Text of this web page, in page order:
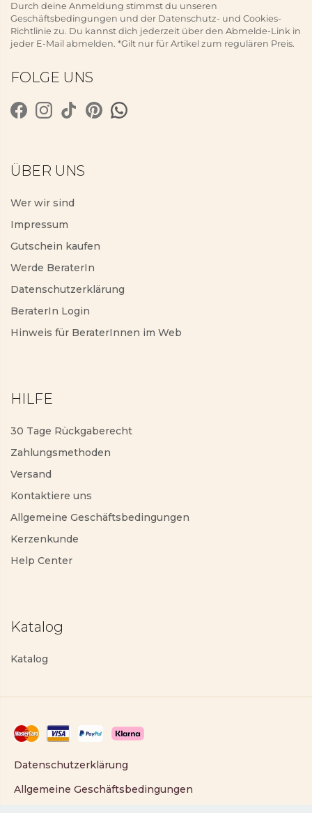
Durch deine Anmeldung stimmst du unseren
Geschäftsbedingungen und der Datenschutz- und Cookies-
Richtlinie zu. Du kannst dich jederzeit über den Abmelde-Link in
jeder E-Mail abmelden. *Gilt nur für Artikel zum regulären Preis.
FOLGE UNS
ÜBER UNS
Wer wir sind
Impressum
Gutschein kaufen
Werde BeraterIn
Datenschutzerklärung
BeraterIn Login
Hinweis für BeraterInnen im Web
HILFE
30 Tage Rückgaberecht
Zahlungsmethoden
Versand
Kontaktiere uns
Allgemeine Geschäftsbedingungen
Kerzenkunde
Help Center
Katalog
Katalog
Datenschutzerklärung
Allgemeine Geschäftsbedingungen